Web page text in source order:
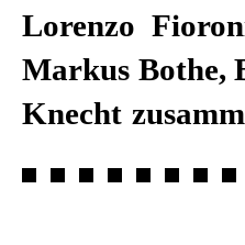
Lorenzo
Markus Bothe,
Knecht
In der